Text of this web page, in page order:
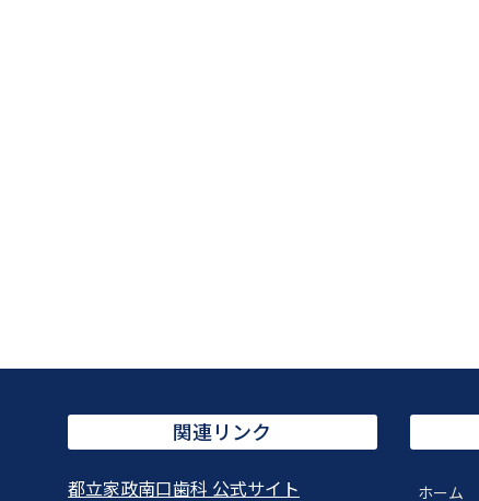
関連リンク
都立家政南口歯科 公式サイト ホーム